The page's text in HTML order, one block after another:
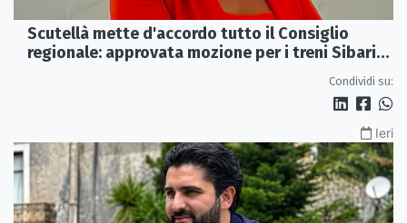
Scutellà mette d'accordo tutto il Consiglio
regionale: approvata mozione per i treni Sibari-
Condividi su:
Ieri